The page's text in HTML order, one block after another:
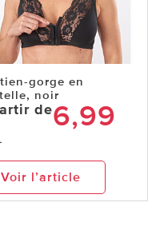
gorge en
noir
de6,99
Voir l’article